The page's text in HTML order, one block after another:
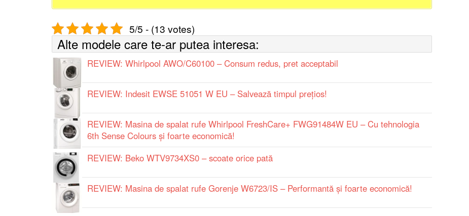
5/5 - (13 votes)
Alte modele care te-ar putea interesa:
REVIEW: Whirlpool AWO/C60100 – Consum redus, pret acceptabil
REVIEW: Indesit EWSE 51051 W EU – Salvează timpul preţios!
REVIEW: Masina de spalat rufe Whirlpool FreshCare+ FWG91484W EU – Cu tehnologia
6th Sense Colours și foarte economică!
REVIEW: Beko WTV9734XS0 – scoate orice pată
REVIEW: Masina de spalat rufe Gorenje W6723/IS – Performantă și foarte economică!